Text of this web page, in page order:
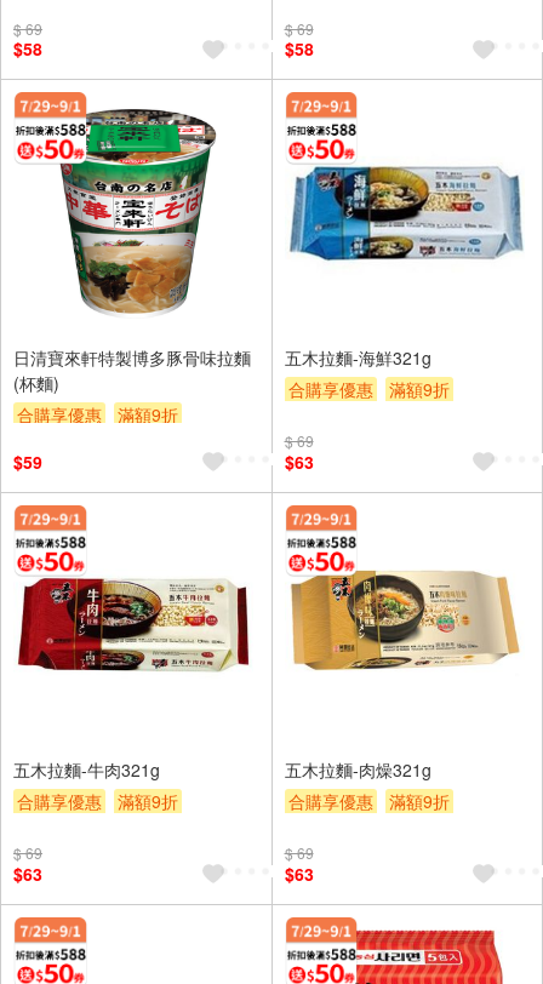
$ 69
$58
$ 69
$58
日清寶來軒特製博多豚骨味拉麵
(杯麵)
合購享優惠
滿額9折
$59
五木拉麵-海鮮321g
合購享優惠
滿額9折
$ 69
$63
五木拉麵-牛肉321g
合購享優惠
滿額9折
$ 69
$63
五木拉麵-肉燥321g
合購享優惠
滿額9折
$ 69
$63